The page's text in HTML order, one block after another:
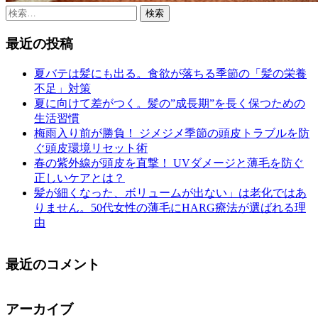
検
最近の投稿
夏バテは髪にも出る。食欲が落ちる季節の「髪の栄養
不足」対策
夏に向けて差がつく。髪の”成長期”を長く保つための
生活習慣
梅雨入り前が勝負！ ジメジメ季節の頭皮トラブルを防
ぐ頭皮環境リセット術
春の紫外線が頭皮を直撃！ UVダメージと薄毛を防ぐ
正しいケアとは？
髪が細くなった、ボリュームが出ない」は老化ではあ
りません。50代女性の薄毛にHARG療法が選ばれる理
由
最近のコメント
アーカイブ